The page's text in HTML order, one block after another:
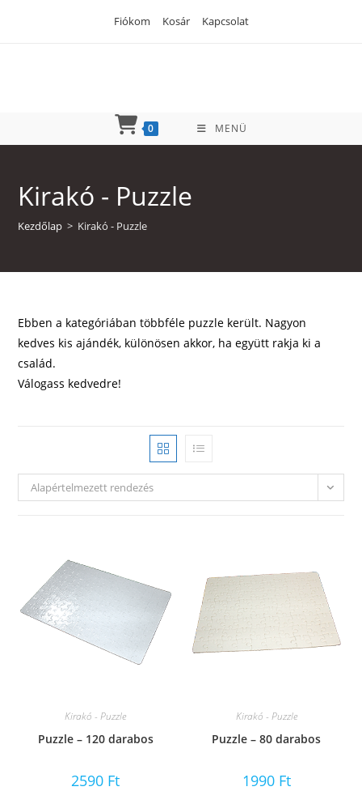
Fiókom Kosár Kapcsolat
0 MENÜ
Kirakó - Puzzle
Kezdőlap > Kirakó - Puzzle
Ebben a kategóriában többféle puzzle került. Nagyon
kedves kis ajándék, különösen akkor, ha együtt rakja ki a
család.
Válogass kedvedre!
Alapértelmezett rendezés
Kirakó - Puzzle
Puzzle – 120 darabos
2590 Ft
Kirakó - Puzzle
Puzzle – 80 darabos
1990 Ft